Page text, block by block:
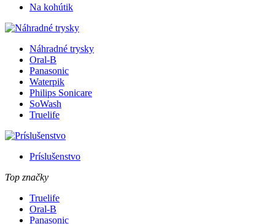
Na kohútik
Náhradné trysky
Oral-B
Panasonic
Waterpik
Philips Sonicare
SoWash
Truelife
Príslušenstvo
Top značky
Truelife
Oral-B
Panasonic